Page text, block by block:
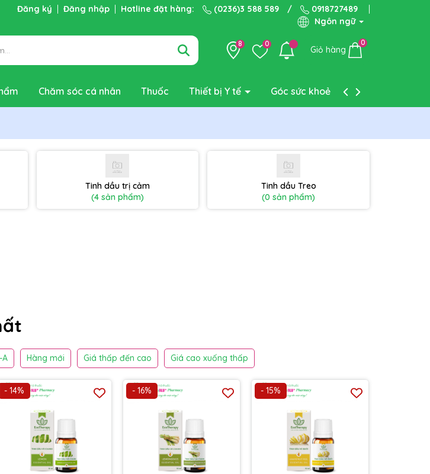
Đăng ký Đăng nhập Hotline đặt hàng: (0236)3 588 589 /
0918727489
Ngôn ngữ
8 0
Giỏ hàng
0
Chăm sóc cá nhân Thuốc Thiết bị Y tế Góc sức khoẻ Liên hệ
Tinh dầu trị cảm
(4 sản phẩm)
Tinh dầu Treo
(0 sản phẩm)
A Hàng mới Giá thấp đến cao Giá cao xuống thấp
- 14% - 16% - 15%